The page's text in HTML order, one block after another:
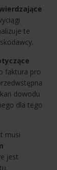
te
faktura pro
dowodu
dla tego
musi
jest